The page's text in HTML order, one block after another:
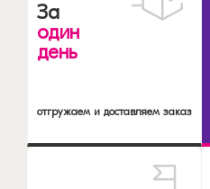
За
один
день
отгружаем и доставляем заказ